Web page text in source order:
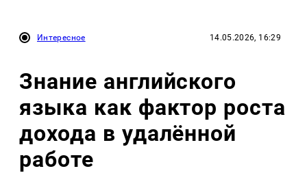
Интересное 14.05.2026, 16:29
Знание английского
языка как фактор роста
дохода в удалённой
работе